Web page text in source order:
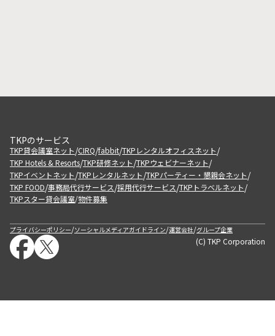
TKPのサービス
TKP貸会議室ネット/CIRQ/fabbit/TKPレンタルオフィスネット/
TKP Hotels & Resorts/TKP研修ネット/TKPウェビナーネット/
TKPイベントネット/TKPレンタルネット/TKPパーティー・懇親会ネット/
TKP FOOD/事務局代行サービス/採用代行サービス/TKPトラベルネット/
TKPスター貸会議室/物件募集
プライバシーポリシー/ソーシャルメディアガイドライン/運営会社/グループ企業
(C) TKP Corporation